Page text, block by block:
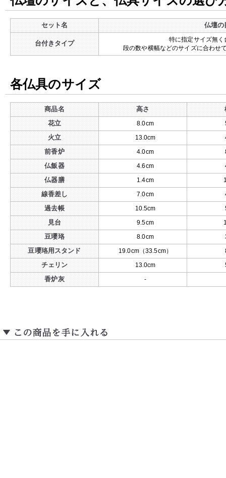
セット名 仏壇の
台付きタイプ
特に指定サイズ無
段の数や横幅などのサイズに合わせ
各仏具のサイズ
商品名 高さ
花立
8.0cm
火立 13.0cm
前香炉 4.0cm
仏飯器 4.6cm
仏器膳 1.4cm
線香差し 7.0cm
過去帳 10.5cm
見台 9.5cm
豆瓔珞 8.0cm
豆瓔珞用スタンド 19.0cm（33.5cm）
チェリン 13.0cm
香炉灰 -